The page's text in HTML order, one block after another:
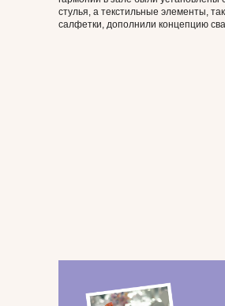
стулья, а текстильные элементы,
салфетки, дополнили концепцию
кабриолете, они проезжали по знаковым
ловя восхищенные взгляды прохожих и